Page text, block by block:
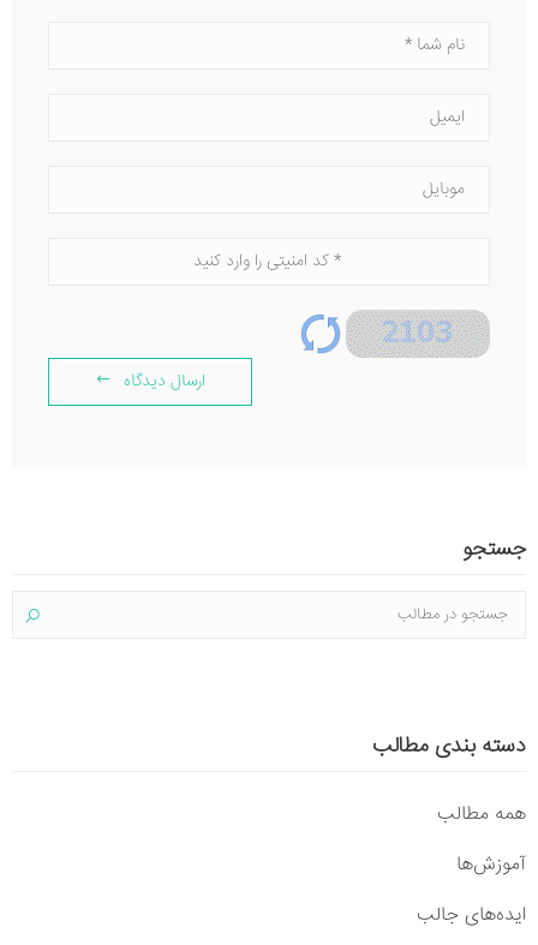
ارسال دیدگاه
جستجو
دسته بندی مطالب
همه مطالب
آموزش‌ها
ایده‌های جالب